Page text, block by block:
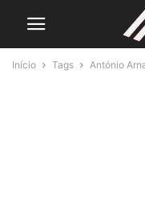
Início Tags António